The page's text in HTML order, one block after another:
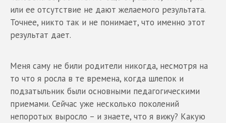
или ее отсутствие не дают желаемого результата.
Точнее, никто так и не понимает, что именно этот
результат дает.
Меня саму не били родители никогда, несмотря на
то что я росла в те времена, когда шлепок и
подзатыльник были основными педагогическими
приемами. Сейчас уже несколько поколений
непоротых выросло – и знаете, что я вижу? Какую